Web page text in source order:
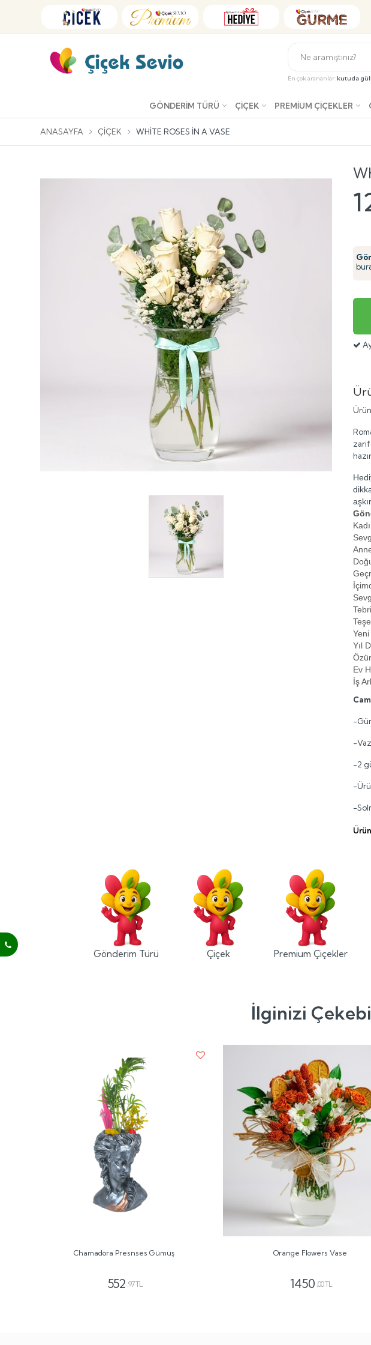
En çok arananlar: kutuda
GÖNDERIM TÜRÜ ÇIÇEK PREMIUM ÇIÇEKLER
ANASAYFA ÇIÇEK WHITE ROSES IN A VASE
Yıl
Ev
İş
-
-
-2
-
-
Gönderim Türü Çiçek Premium Çiçekler
İlginizi
Chamadora Presnses Gümüş
552 ,97 TL
Orange Flowers Vase
1450 ,00 TL